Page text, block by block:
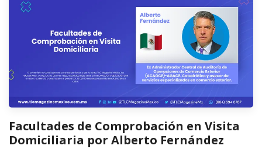
Facultades de Comprobación en Visita
Domiciliaria por Alberto Fernández